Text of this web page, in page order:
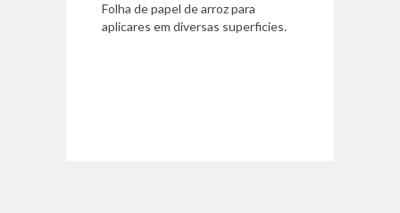
Folha de papel de arroz para
aplicares em diversas superficies.